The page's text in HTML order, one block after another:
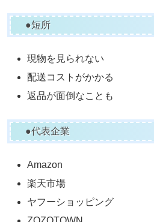
●短所
現物を見られない
配送コストがかかる
返品が面倒なことも
●代表企業
Amazon
楽天市場
ヤフーショッピング